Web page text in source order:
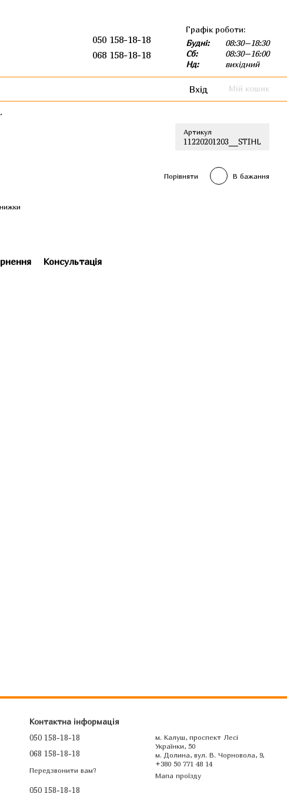
050 158-18-18
068 158-18-18
Графік роботи:
Будні:
08:30–18:30
Сб:
08:30–16:00
Нд:
вихідний
Вхід Мій кошик
Артикул
11220201203__STIHL
Порівняти В бажання
Консультація
Контактна інформація
050 158-18-18
068 158-18-18
Передзвонити вам?
050 158-18-18
м. Калуш, проспект Лесі
Українки, 50
м. Долина, вул. В. Чорновола, 9,
+380 50 771 48 14
Мапа проїзду